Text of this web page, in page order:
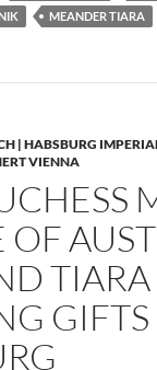
MEANDER TIARA
| HABSBURG
VIENNA
OF
TIARA
GIFTS